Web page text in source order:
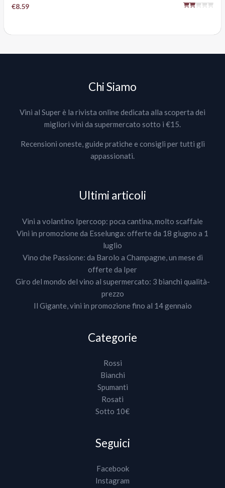
€8.59
Chi Siamo
Vini al Super è la rivista online dedicata alla scoperta dei
migliori vini da supermercato sotto i €15.
Recensioni oneste, guide pratiche e consigli per tutti gli
appassionati.
Ultimi articoli
Vini a volantino Ipercoop: poca cantina, molto scaffale
Vini in promozione da Esselunga: offerte da 18 giugno a 1
luglio
Vino che Passione: da Barolo a Champagne, un mese di
offerte da Iper
Giro del mondo del vino al supermercato: 3 bianchi qualità-
prezzo
Il Gigante, vini in promozione fino al 14 gennaio
Categorie
Rossi
Bianchi
Spumanti
Rosati
Sotto 10€
Seguici
Facebook
Instagram